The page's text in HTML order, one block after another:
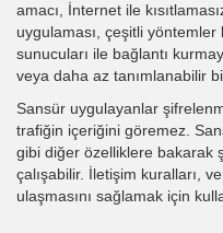
amacı, İnternet ile
uygulaması, çeşitli
sunucuları ile bağlantı
veya daha az tanımlanabilir
Sansür uygulayanlar
trafiğin içeriğini göremez.
gibi diğer özelliklere bakarak
çalışabilir. İletişim kuralları,
ulaşmasını sağlamak için